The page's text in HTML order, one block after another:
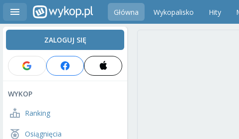
Główna Wykopalisko Hity
ZALOGUJ SIĘ
WYKOP
Ranking
Osiągnięcia